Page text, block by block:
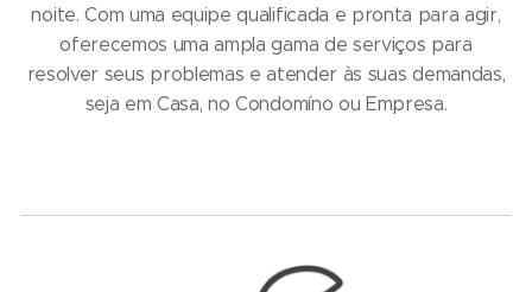
noite. Com uma equipe qualificada e pronta para agir,
oferecemos uma ampla gama de serviços para
resolver seus problemas e atender às suas demandas,
seja em Casa, no Condomíno ou Empresa.